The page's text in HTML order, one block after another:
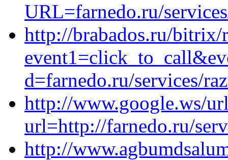
URL=farnedo.ru/
http://brabados.ru/bitrix/
d=farnedo.ru/services/
http://www.google.ws/
url=http://farnedo.ru/
http://